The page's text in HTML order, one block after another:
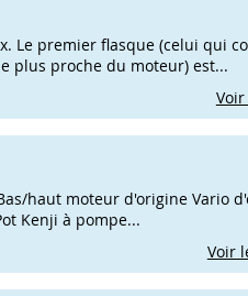
Le premier flasque (celui qui
plus proche du moteur) est...
Voir
haut moteur d'origine Vario
Kenji à pompe...
Voir